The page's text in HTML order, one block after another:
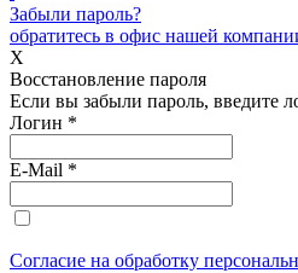
Забыли пароль?
обратитесь в офис нашей
X
Восстановление пароля
Если вы забыли пароль, введите
Логин *
E-Mail *
Согласие на обработку